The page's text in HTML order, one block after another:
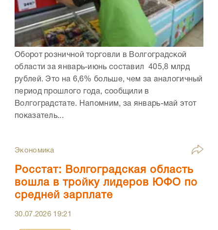
Оборот розничной торговли в Волгоградской
области за январь-июнь составил 405,8 млрд
рублей. Это на 6,6% больше, чем за аналогичный
период прошлого года, сообщили в
Волгоградстате. Напомним, за январь-май этот
показатель...
Экономика
Росстат: Волгоградская область
вошла в тройку лидеров ЮФО по
средней зарплате
30.07.2026 19:21